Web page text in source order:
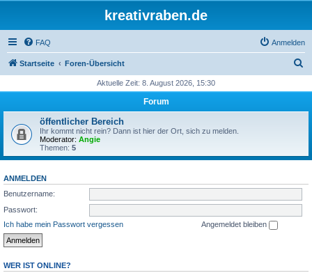
kreativraben.de
FAQ Anmelden
Startseite Foren-Übersicht
h
Aktuelle Zeit: 8. August 2026, 15:30
Forum
öffentlicher Bereich
Ihr kommt nicht rein? Dann ist hier der Ort, sich zu melden.
Moderator: Angie
Themen: 5
ANMELDEN
Benutzername:
Passwort:
Ich habe mein Passwort vergessen
Angemeldet bleiben
WER IST ONLINE?